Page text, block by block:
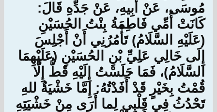
مُوسَى، عَنْ أَبِيهِ، عَنْ جَدِّهِ قَالَ:
كَانَتْ أُمِّي فَاطِمَةُ بِنْتُ الحُسَيْنِ
(عَلَيْهِ السَّلَامُ) تَأْمُرُنِي أَنْ أَجْلِسَ
إِلَى خَالِي عَلِيِّ بْنِ الحُسَيْنِ (عَلَيْهِمَا
السَّلَامُ)، فَمَا جَلَسْتُ إِلَيْهِ قَطُّ إِلَّا
قُمْتُ بِخَيْرٍ قَدْ أَفَدْتُهُ: إِمَّا خَشْيَةٌ للهِ
تَحْدُثُ فِي قَلْبِي لِما أَرَى مِنْ خَشْيَتِهِ